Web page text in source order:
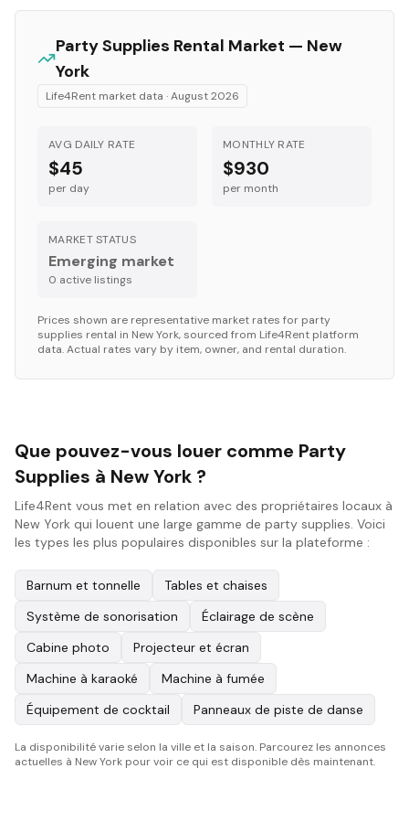
Party Supplies Rental Market — New
York
Life4Rent market data ·August 2026
AVG DAILY RATE
$45
per day
MONTHLY RATE
$930
per month
MARKET STATUS
Emerging market
0 active listings
Prices shown are representative market rates for party
supplies rental in New York, sourced from Life4Rent platform
data. Actual rates vary by item, owner, and rental duration.
Que pouvez-vous louer comme Party
Supplies à New York ?
Life4Rent vous met en relation avec des propriétaires locaux à
New York qui louent une large gamme de party supplies. Voici
les types les plus populaires disponibles sur la plateforme :
Barnum et tonnelle
Tables et chaises
Système de sonorisation
Éclairage de scène
Cabine photo
Projecteur et écran
Machine à karaoké
Machine à fumée
Équipement de cocktail
Panneaux de piste de danse
La disponibilité varie selon la ville et la saison. Parcourez les annonces
actuelles à New York pour voir ce qui est disponible dès maintenant.